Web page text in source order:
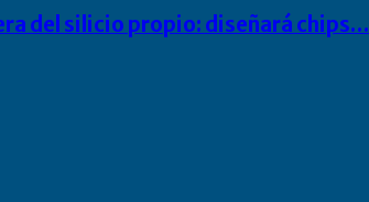
del silicio propio: diseñará chips…